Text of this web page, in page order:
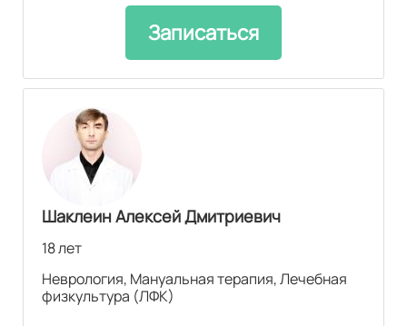
Записаться
Шаклеин Алексей Дмитриевич
18 лет
Неврология, Мануальная терапия, Лечебная
физкультура (ЛФК)